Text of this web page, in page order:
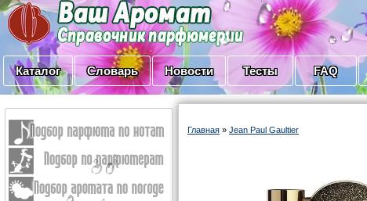
Каталог Словарь Новости Тесты FAQ
Главная » Jean Paul Gaultier